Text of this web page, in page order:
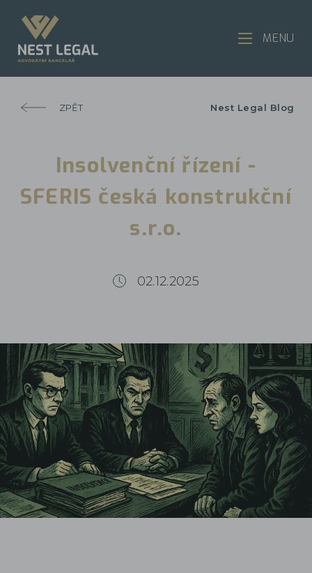
ZPĚT Nest Legal Blog
Insolvenční řízení -
SFERIS česká konstrukční
s.r.o.
02.12.2025
MENU